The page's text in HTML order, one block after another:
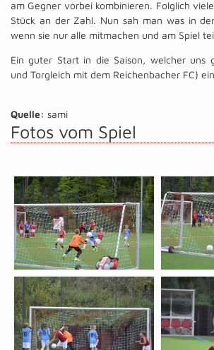
am Gegner vorbei kombinieren. Folglich
Stück an der Zahl. Nun sah man was in
wenn sie nur alle mitmachen und am Spiel
Ein guter Start in die Saison, welcher uns
und Torgleich mit dem Reichenbacher FC)
Quelle: sami
Fotos vom Spiel